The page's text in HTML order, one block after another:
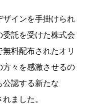
インを手掛けられ
託を受けた株式会
料配布されたオリ
方々を感激させるの
認する新たな
ました。